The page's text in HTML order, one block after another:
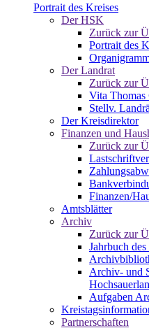
Portrait des Kreises
Der HSK
Zurück zur
Portrait des
Der Landrat
Zurück zur
Vita Thomas
Stellv.
Der Kreisdirektor
Finanzen und
Zurück zur
Finanzen/
Amtsblätter
Archiv
Zurück zur
Jahrbuch
Archiv- und
Aufgaben
Partnerschaften